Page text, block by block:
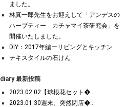
ました。
林真一郎先生をお迎えして「アンデスの
ハーブティー カチャマイ茶研究会」を
開催いたしました。
DIY：2017年編ーリビングとキッチン
テキスタイルの石けん
diary 最新投稿
2023.02.02【球根花セット�...
2023.01.30週末、突然閉店�...